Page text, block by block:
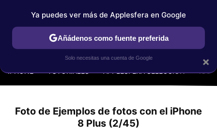
IPHONE TUTORIALES APPLESFERA SELECCIÓN IOS
Foto de Ejemplos de fotos con el iPhone
8 Plus (2/45)
×
Ya puedes ver más de Applesfera en Google
Añádenos como fuente preferida
Solo necesitas una cuenta de Google